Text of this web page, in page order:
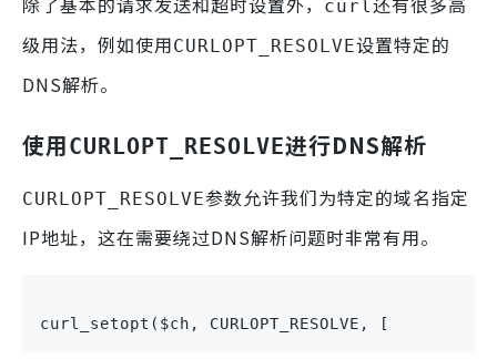
curl
级用法，例如使用CURLOPT_RESOLVE设置特定的
DNS解析。
使用CURLOPT_RESOLVE进行DNS解析
CURLOPT_RESOLVE参数允许我们为特定的域名指定
IP地址，这在需要绕过DNS解析问题时非常有用。
curl_setopt($ch, CURLOPT_RESOLVE, [